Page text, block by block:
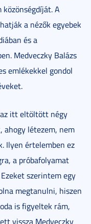
A
a nézők egyebek
és a
Medveczky Balázs
emlékekkel gondol
az itt eltöltött négy
ahogy létezem, nem
Ilyen értelemben ez
a próbafolyamat
szerintem egy
megtanulni, hiszen
is figyeltek rám,
vissza Medveczky